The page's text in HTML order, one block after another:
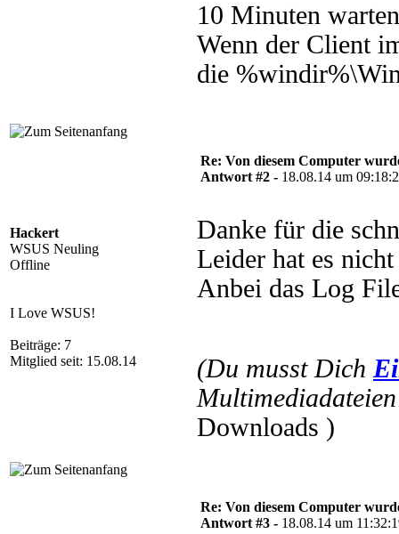
10 Minuten
Wenn der Client
die
Hackert
WSUS Neuling
Offline
I Love WSUS!
Beiträge: 7
Mitglied seit: 15.08.14
Re: Von diesem Computer
Antwort #2 - 18.08.14 um
Danke für die
Leider hat es
Anbei das Log
(Du musst Dich
Downloads )
Re: Von diesem Computer
Antwort #3 - 18.08.14 um